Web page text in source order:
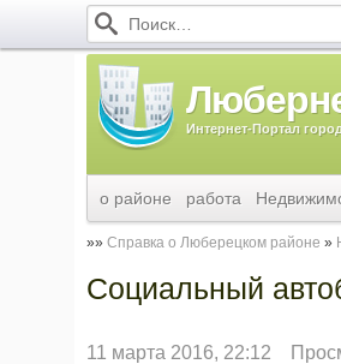
Интернет-Портал
о районе работа
Справка о Люберецком районе
Социальный
11 марта 2016, 22:12